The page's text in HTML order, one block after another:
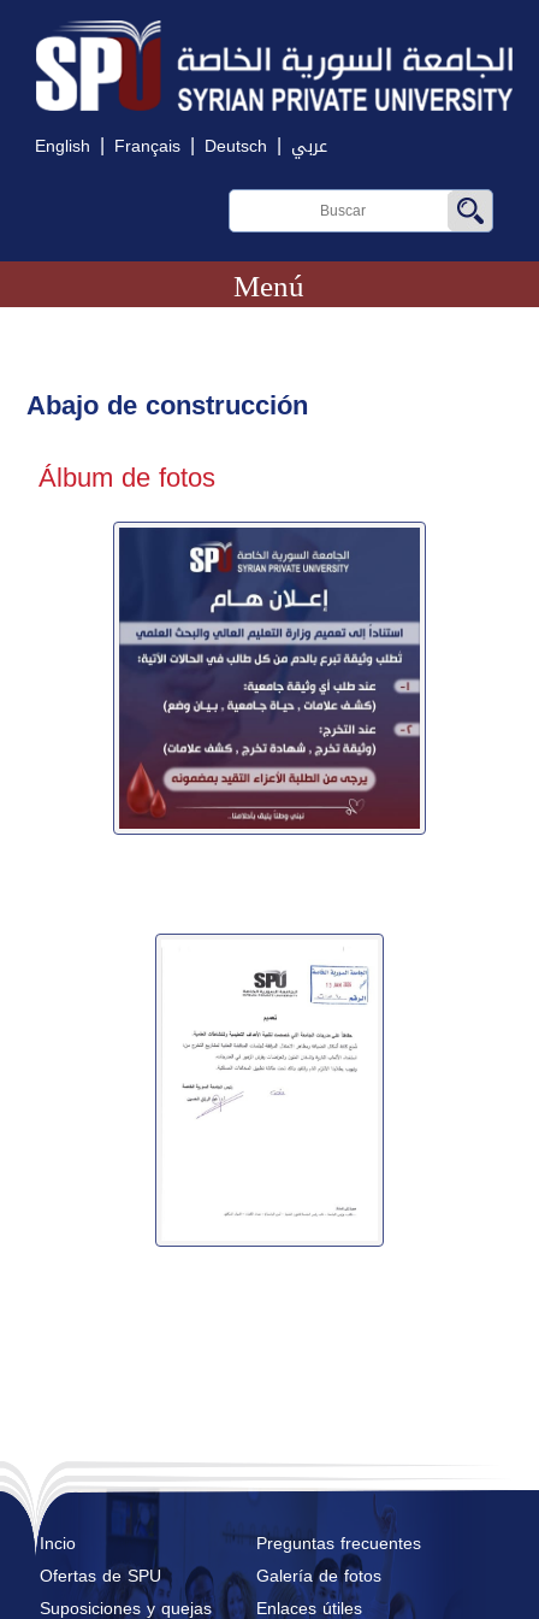
English | Français | Deutsch | عربي
Menú
Abajo de construcción
Álbum de fotos
Incio
Preguntas frecuentes
Ofertas de SPU
Galería de fotos
Suposiciones y quejas
Enlaces útiles